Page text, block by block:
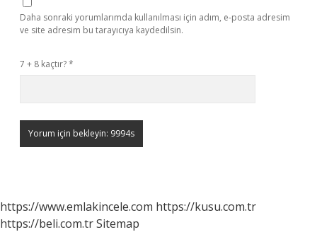
Daha sonraki yorumlarımda kullanılması için adım, e-posta adresim
ve site adresim bu tarayıcıya kaydedilsin.
7 + 8 kaçtır?*
https://www.emlakincele.com https://kusu.com.tr
https://beli.com.trSitemap